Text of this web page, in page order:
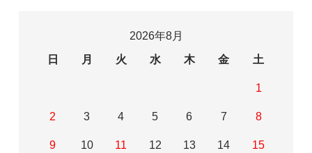
2026年8月
日
月 火 水 木 金 土
1
2 3 4 5 6 7 8
9 10 11 12 13 14 15